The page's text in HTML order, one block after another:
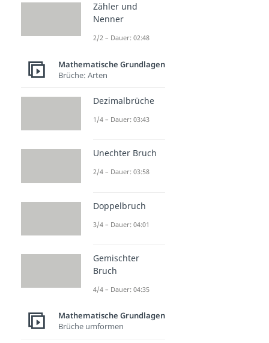
Zähler und
Nenner
2/2 – Dauer: 02:48
Mathematische Grundlagen
Brüche: Arten
Dezimalbrüche
1/4 – Dauer: 03:43
Unechter Bruch
2/4 – Dauer: 03:58
Doppelbruch
3/4 – Dauer: 04:01
Gemischter
Bruch
4/4 – Dauer: 04:35
Mathematische Grundlagen
Brüche umformen